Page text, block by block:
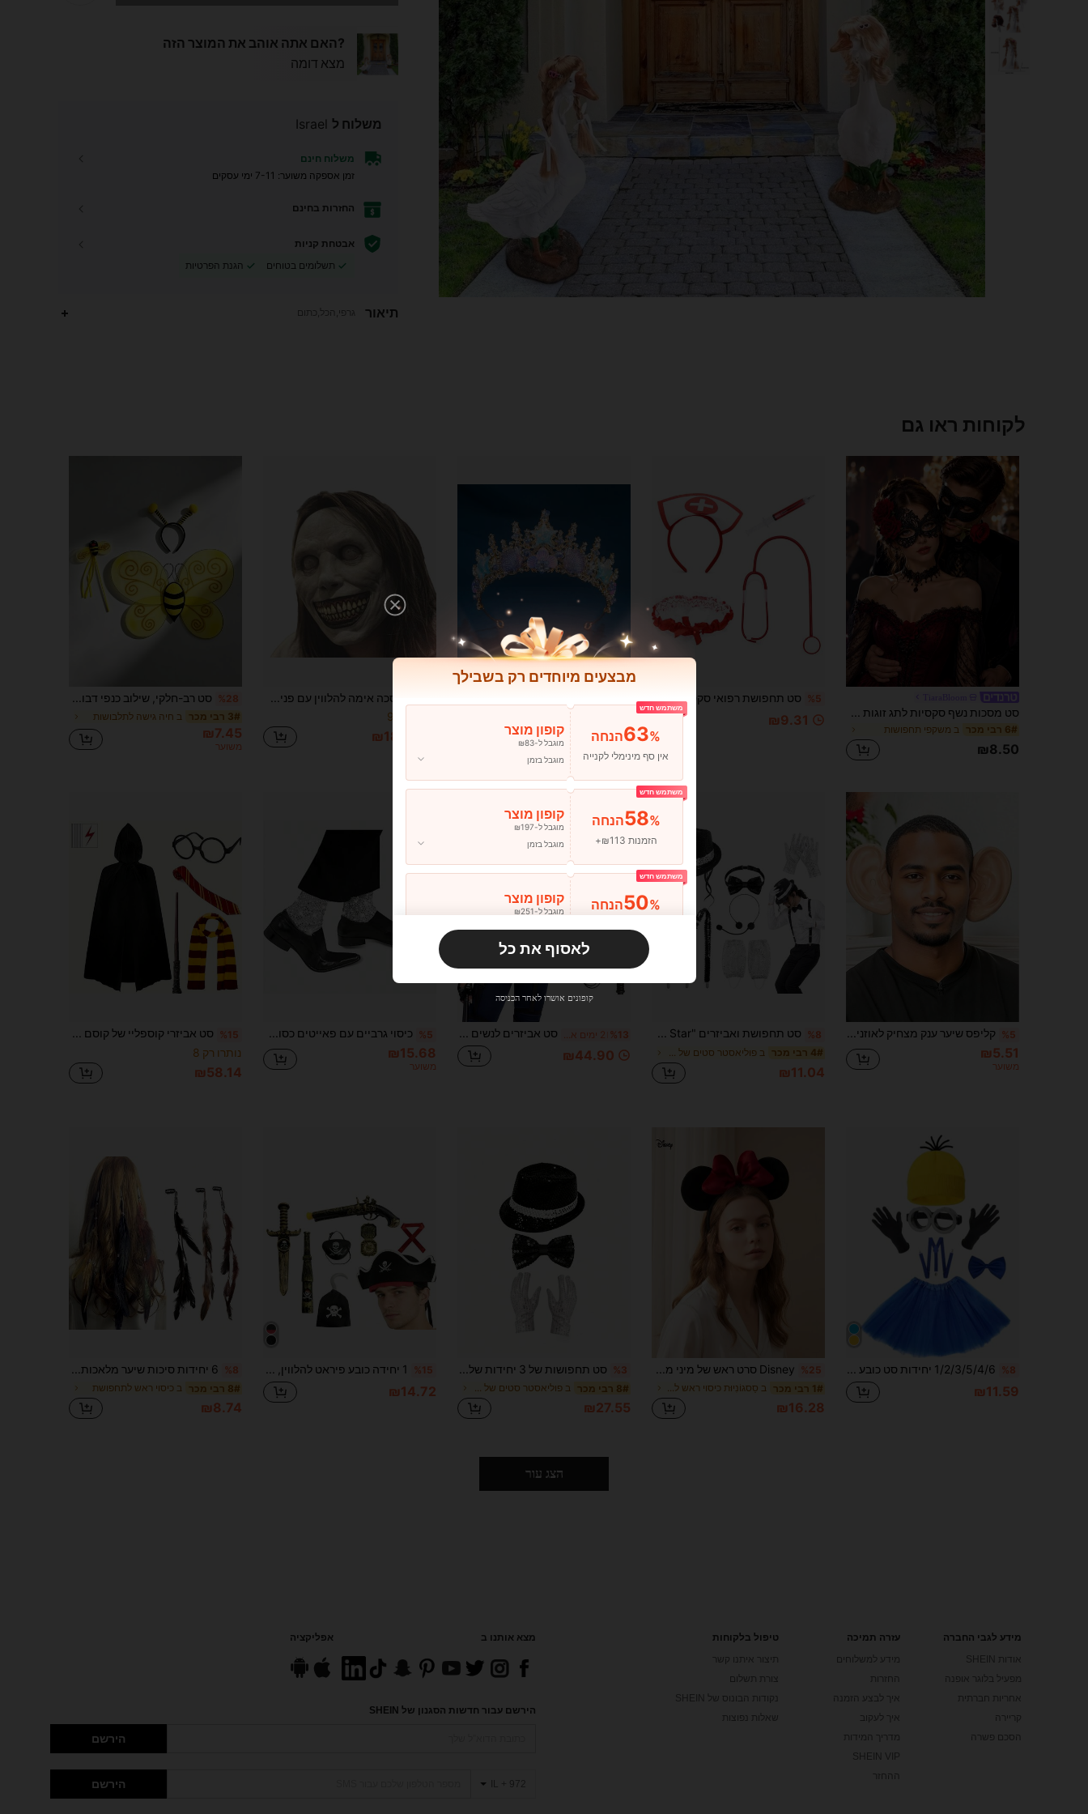
?האם אתה אוהב את המוצר הזה
מצא דומה
משלוח ל Israel
משלוח חינם
זמן אספקה ​​משוער: 7-11 ימי עסקים
החזרות בחינם
אבטחת קניות
תשלומים בטוחים
הגנת הפרטיות
תיאור גרפי,הכל,כתום
לקוחות ראו גם
6# רבי מכר ב משקפי תחפושות
₪8.50
%5
₪9.31
₪28.70
₪18.85
%28
3# רבי מכר ב חיה גישה לתלבושות
₪7.45
משוער
%5 קליפס שיער ענק מצחיק לאוזניים, סרט ראש סיליקון גדול וחמוד לאוזניים, סרט ראש מציאותי לאוזניים, כיסוי ראש לתחפושת לחג, עיצוב מסיבה יצירתי, אביזר להופעה במה, אביזרי תחפושת, ציוד לאירועים חדשניים, מתאים למסיבות, חגים וקוספליי, מתנה מצחיקה למשפחה ולחברים
₪5.51
משוער
%8 סט תחפושת ואביזרים "Rock Star" הכולל 1/4/6/5/8 חלקים, עם תלבושת רקדן ורוקסטאר משנות ה-80, כולל פדורה עם פאייטים, כפפות, סלסלה, עניבת פרפר וחימומי רגליים
4# רבי מכר
₪11.04
%13 סט אביזרים לנשים בסגנון קצין צבאי, 5 חלקים, מתאים לקוספליי, מסידת תחפושת, חג, קונסרט, יום האהבה ועוד
₪44.90
%5 כיסוי גרביים עם פאייטים כסופים יוניסקס לריקוד, כיסוי רגליים קצר ומבריק לתחפושת הללווין, כיסוי רגליים פופולרי לשנות ה-80 וה-90 למסיבת ריקוד כוכבים
₪15.68
משוער
%15
סט אביזרי קוספליי של קוסם 15 חלקים, גלימה עם קפוצ'ון, שרביט, עניבה מפוספסת, צעיף, משקפיים עגולים וקעקוע ברק, מתאים ליום הספר, קוספליי להלווין
נותרו רק 8
₪58.14
%8
₪11.59
%25
1# רבי מכר ב סַסגוֹנִיוּת כיסוי ראש לתחפושת
₪16.28
%3
8# רבי מכר ב פוליאסטר סטים של אביזרים לתחפושות
₪27.55
%15
₪14.72
%8
8# רבי מכר ב כיסוי ראש לתחפושת
₪8.74
הצג עור
מידע לגבי החברה
אודות SHEIN
מפעיל בלוגר אופנה
אחריות חברתית
קריירה
הסכם פשרה
עזרה תמיכה
מידע למשלוחים
החזרות
איך לבצע הזמנה
איך לעקוב
מדריך המידות
SHEIN VIP
ההחזר
טיפול בלקוחות
תיצור איתנו קשר
צורת תשלום
נקודות הבונוס של SHEIN
שאלות נפוצות
מצא אותנו ב אפליקציה
הירשם עבור חדשות הסגנון של SHEIN
הירשם
IL + 972 הירשם
מבצעים מיוחדים רק בשבילך
משתמש חדש
63%הנחה
אין סף מינימלי לקנייה
קופון מוצר
מוגבל ל-₪83
מוגבל בזמן
משתמש חדש
58%הנחה
הזמנות ₪113+
קופון מוצר
מוגבל ל-₪197
מוגבל בזמן
משתמש חדש
50%הנחה קופון מוצר
מוגבל ל-₪251
מוגבל בזמן
משתמש חדש
33 קופון מוצר
מוגבל ל-₪270
מוגבל בזמן
%הנחה
לאסוף את כל
קופונים אושרו לאחר הכניסה